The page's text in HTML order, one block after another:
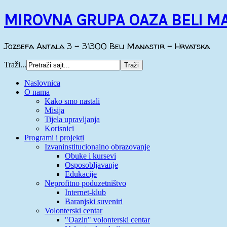
MIROVNA GRUPA OAZA BELI
Jozsefa Antala 3 - 31300 Beli Manastir - Hrvatska
Traži...
Naslovnica
O nama
Kako smo nastali
Misija
Tijela upravljanja
Korisnici
Programi i projekti
Izvaninstitucionalno obrazovanje
Obuke i kursevi
Osposobljavanje
Edukacije
Neprofitno poduzetništvo
Internet-klub
Baranjski suveniri
Volonterski centar
"Oazin" volonterski centar